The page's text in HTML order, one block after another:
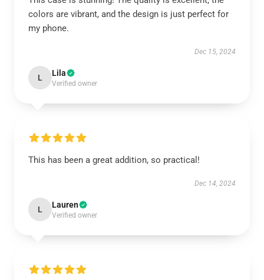
colors are vibrant, and the design is just perfect for
my phone.
Dec 15, 2024
L Lila
Verified owner
This has been a great addition, so practical!
Dec 14, 2024
L Lauren
Verified owner